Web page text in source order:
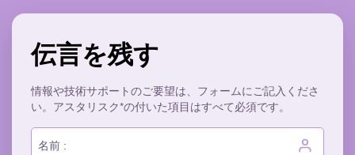
伝言を残す
情報や技術サポートのご要望は、フォームにご記入くださ
い。アスタリスク*の付いた項目はすべて必須です。